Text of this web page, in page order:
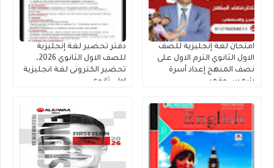
امتحان لغة إنجليزية للصف
الاول الثانوي الترم الاول على
نصف المنهج إعداد أسرة
شمس وقمر
دفتر تحضير لغة إنجليزية
للصف الاول الثانوي 2026،
تحضير الكترونى لغة انجليزية
اولى ثانوى